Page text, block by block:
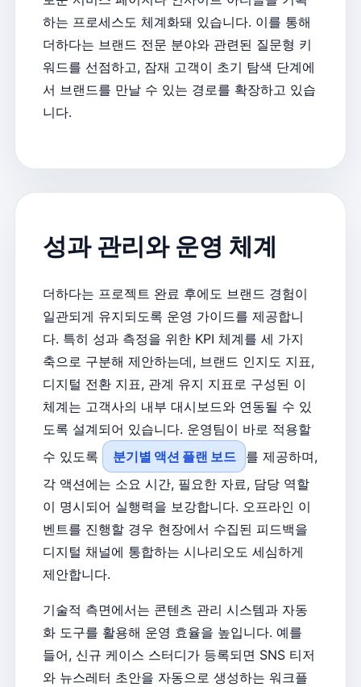
하는 프로세스도 체계화돼 있습니다. 이를 통해
더하다는 브랜드 전문 분야와 관련된 질문형 키
워드를 선점하고, 잠재 고객이 초기 탐색 단계에
서 브랜드를 만날 수 있는 경로를 확장하고 있습
니다.
성과 관리와 운영 체계
더하다는 프로젝트 완료 후에도 브랜드 경험이
일관되게 유지되도록 운영 가이드를 제공합니
다. 특히 성과 측정을 위한 KPI 체계를 세 가지
축으로 구분해 제안하는데, 브랜드 인지도 지표,
디지털 전환 지표, 관계 유지 지표로 구성된 이
체계는 고객사의 내부 대시보드와 연동될 수 있
도록 설계되어 있습니다. 운영팀이 바로 적용할
수 있도록
분기별 액션 플랜 보드
를 제공하며,
각 액션에는 소요 시간, 필요한 자료, 담당 역할
이 명시되어 실행력을 보강합니다. 오프라인 이
벤트를 진행할 경우 현장에서 수집된 피드백을
디지털 채널에 통합하는 시나리오도 세심하게
제안합니다.
기술적 측면에서는 콘텐츠 관리 시스템과 자동
화 도구를 활용해 운영 효율을 높입니다. 예를
들어, 신규 케이스 스터디가 등록되면 SNS 티저
와 뉴스레터 초안을 자동으로 생성하는 워크플